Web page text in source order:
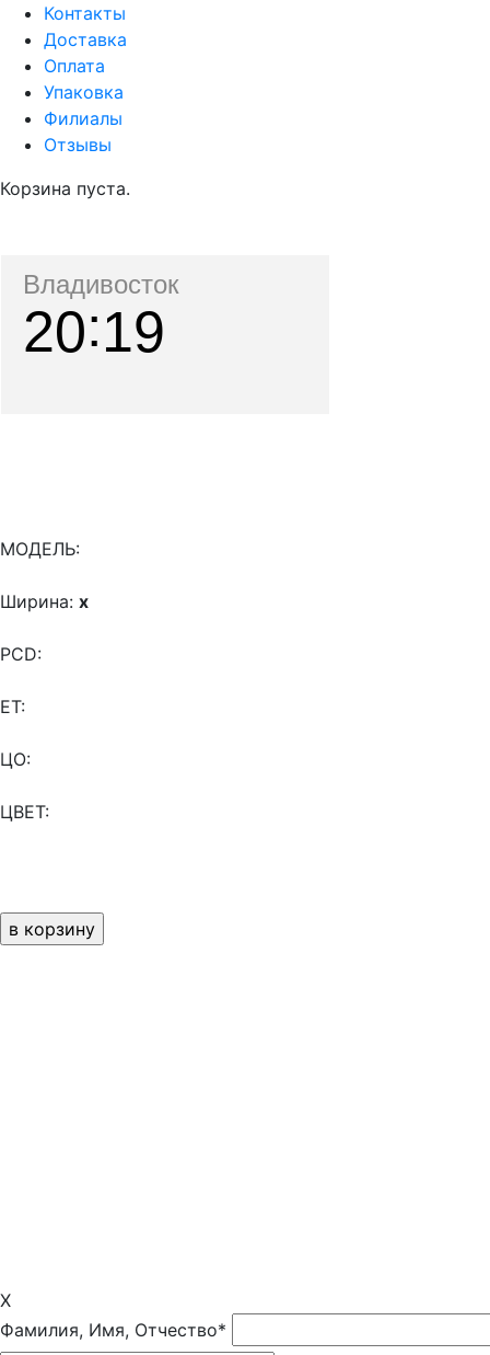
Контакты
Доставка
Оплата
Упаковка
Филиалы
Отзывы
Корзина пуста.
Владивосток
20 19
МОДЕЛЬ:
Ширина: x
PCD:
ET:
ЦО:
ЦВЕТ:
X
Фамилия, Имя, Отчество*